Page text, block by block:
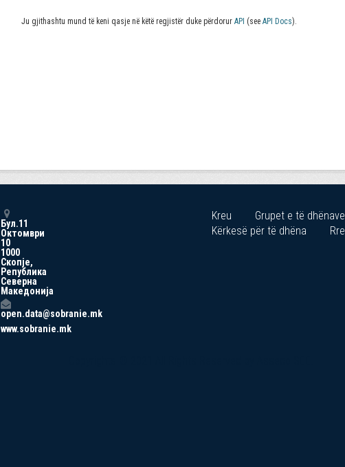
Ju gjithashtu mund të keni qasje në këtë regjistër duke përdorur API (see API Docs).
Бул.11
Октомври
10
1000
Скопје,
Република
Северна
Македонија
open.data@sobranie.mk
www.sobranie.mk
Kreu
Grupet e të dhënave
Kërkesë për të dhëna